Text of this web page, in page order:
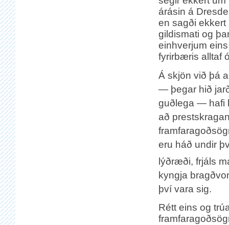
árásin á
en sagði ekkert
gildismati og
einhverjum
fyrirbæris alltaf
Á skjön við þá
— þegar hið
guðlega — hafi
að
eru háð undir
lýðræði, frjáls
kyngja
því vara sig.
Rétt eins og